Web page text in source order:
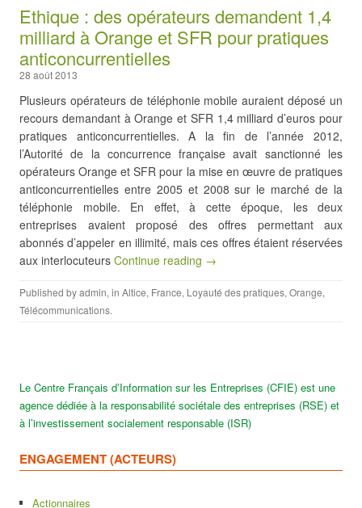
Ethique : des opérateurs demandent 1,4
milliard à Orange et SFR pour pratiques
anticoncurrentielles
28 août 2013
Plusieurs opérateurs de téléphonie mobile auraient déposé un
recours demandant à Orange et SFR 1,4 milliard d’euros pour
pratiques anticoncurrentielles. A la fin de l’année 2012,
l’Autorité de la concurrence française avait sanctionné les
opérateurs Orange et SFR pour la mise en œuvre de pratiques
anticoncurrentielles entre 2005 et 2008 sur le marché de la
téléphonie mobile. En effet, à cette époque, les deux
entreprises avaient proposé des offres permettant aux
abonnés d’appeler en illimité, mais ces offres étaient réservées
aux interlocuteurs Continue reading →
Published byadmin, in Altice, France, Loyauté des pratiques, Orange,
Télécommunications.
Le Centre Français d’Information sur les Entreprises (CFIE) est une
agence dédiée à la responsabilité sociétale des entreprises (RSE) et
à l’investissement socialement responsable (ISR)
ENGAGEMENT (ACTEURS)
Actionnaires